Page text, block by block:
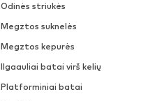
Odinės striukės
Megztos suknelės
Megztos kepurės
Ilgaauliai batai virš kelių
Platforminiai batai